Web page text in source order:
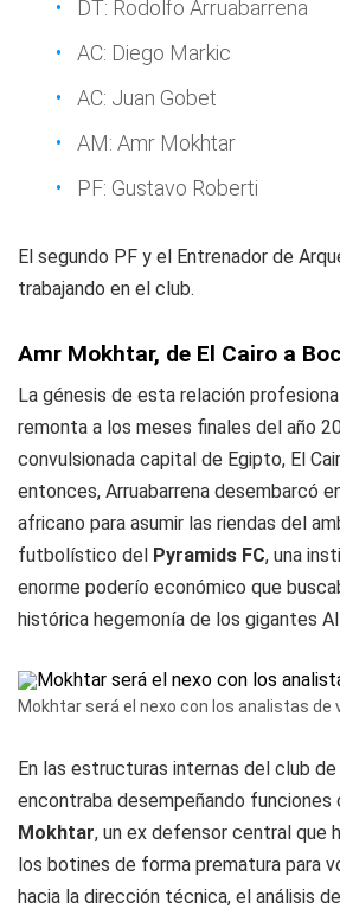
DT: Rodolfo Arruabarrena
AC: Diego Markic
AC: Juan Gobet
AM: Amr Mokhtar
PF: Gustavo Roberti
El segundo PF y el Entrenador de
trabajando en el club.
Amr Mokhtar, de El Cairo a
La génesis de esta relación
remonta a los meses finales del año
convulsionada capital de Egipto, El
entonces, Arruabarrena desembarcó
africano para asumir las riendas del
futbolístico del Pyramids FC, una
enorme poderío económico que
histórica hegemonía de los gigantes
Mokhtar será el nexo con los analistas de
En las estructuras internas del club de
encontraba desempeñando funciones
Mokhtar, un ex defensor central que
los botines de forma prematura para
hacia la dirección técnica, el análisis